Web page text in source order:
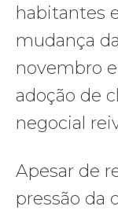
habitantes
mudança
novembro
adoção de
negocial
Apesar de
pressão da